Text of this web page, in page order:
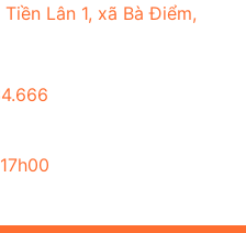
Lân 1, xã Bà Điểm,